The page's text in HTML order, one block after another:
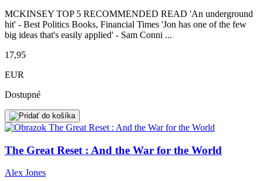
MCKINSEY TOP 5 RECOMMENDED READ 'An underground
hit' - Best Politics Books, Financial Times 'Jon has one of the few
big ideas that's easily applied' - Sam Conni ...
17,95
EUR
Dostupné
The Great Reset : And the War for the World
Alex Jones